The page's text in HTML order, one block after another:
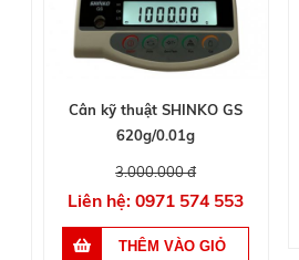
Cân kỹ thuật SHINKO GS
620g/0.01g
3.000.000 đ
Liên hệ: 0971 574 553